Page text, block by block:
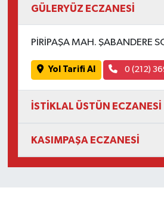
GÜLERYÜZ ECZANESİ
PİRİPAŞA MAH. ŞABANDERE
Yol Tarifi Al 0 (212)
İSTİKLAL ÜSTÜN ECZANESİ
KASIMPAŞA ECZANESİ